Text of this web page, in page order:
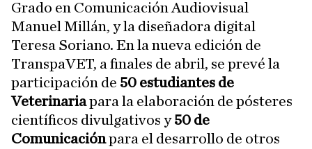
Grado en Comunicación Audiovisual
Manuel Millán, y la diseñadora digital
Teresa Soriano. En la nueva edición de
TranspaVET, a finales de abril, se prevé la
participación de 50 estudiantes de
Veterinariapara la elaboración de pósteres
científicos divulgativos y50 de
Comunicaciónpara el desarrollo de otros